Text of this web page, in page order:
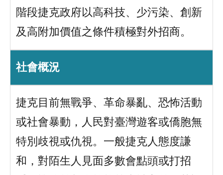
階段捷克政府以高科技、少污染、創新
及高附加價值之條件積極對外招商。
社會概況
捷克目前無戰爭、革命暴亂、恐怖活動
或社會暴動，人民對臺灣遊客或僑胞無
特別歧視或仇視。一般捷克人態度謙
和，對陌生人見面多數會點頭或打招